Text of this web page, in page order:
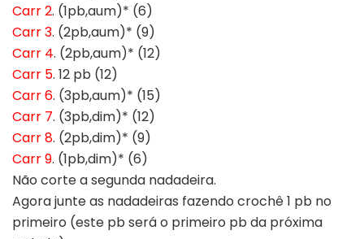
Carr 2. (1pb,aum)* (6)
Carr 3. (2pb,aum)* (9)
Carr 4. (2pb,aum)* (12)
Carr 5. 12 pb (12)
Carr 6. (3pb,aum)* (15)
Carr 7. (3pb,dim)* (12)
Carr 8. (2pb,dim)* (9)
Carr 9. (1pb,dim)* (6)
Não corte a segunda nadadeira.
Agora junte as nadadeiras fazendo crochê 1 pb no
primeiro (este pb será o primeiro pb da próxima